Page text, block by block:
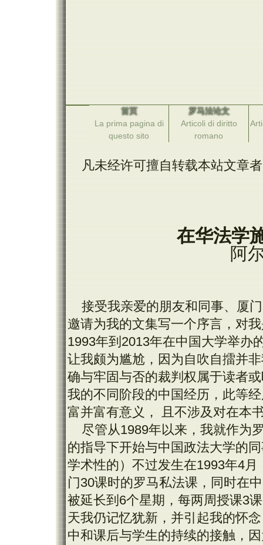
首页
La prima pagina di
questo sito
罗马法论文
Articoli di diritto
romano
凡未经许可擅自转载本站文章
在华法学
阿
接受我亲爱的朋友和同事、厦
邀请为我的文集写一个序言，对
1993年到2013年在中国大学举办
让我颇为尴尬，因为自吹自擂并
确与牢固与否的裁判权属于读者
我的不同阶段的中国经历，此等
富并富有意义， 且不涉及对在本
尽管从1989年以来，我就作为
的指导下开始与中国政法大学的
学术性的）不过发生在1993年4
门30课时的罗马私法课，同时在
被延长到6个星期，每两周授课3
天我仍记忆犹新，并引起我的怀
中和课后与学生的持续的接触，